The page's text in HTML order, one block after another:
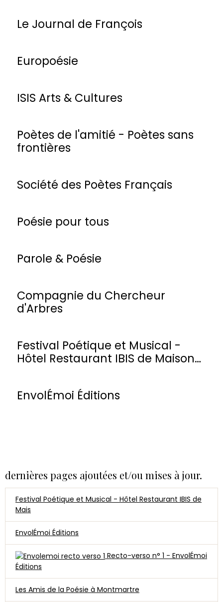
Le Journal de François
Europoésie
ISIS Arts & Cultures
Poètes de l'amitié - Poètes sans
frontières
Société des Poètes Français
Poésie pour tous
Parole & Poésie
Compagnie du Chercheur
d'Arbres
Festival Poétique et Musical -
Hôtel Restaurant IBIS de Maisons-
EnvolÉmoi Éditions
dernières pages ajoutées et/ou mises à jour.
Festival Poétique et Musical - Hôtel Restaurant IBIS de
Mais
EnvolÉmoi Éditions
Recto-verso n° 1 - EnvolÉmoi
Éditions
Les Amis de la Poésie à Montmartre